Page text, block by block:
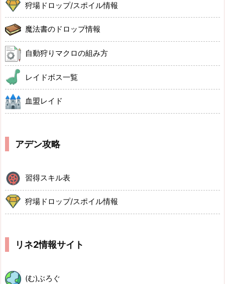
狩場ドロップ/スポイル情報
魔法書のドロップ情報
自動狩りマクロの組み方
レイドボス一覧
血盟レイド
アデン攻略
習得スキル表
狩場ドロップ/スポイル情報
リネ2情報サイト
(む)ぶろぐ